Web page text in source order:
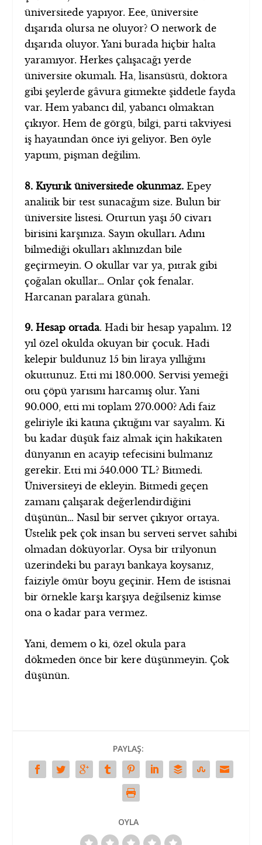
üniversitede yapıyor. Eee, üniversite
dışarıda olursa ne oluyor? O network de
dışarıda oluyor. Yani burada hiçbir halta
yaramıyor. Herkes çalışacağı yerde
üniversite okumalı. Ha, lisansüstü, doktora
gibi şeylerde gâvura gitmekte şiddetle fayda
var. Hem yabancı dil, yabancı olmaktan
çıkıyor. Hem de görgü, bilgi, parti takviyesi
iş hayatından önce iyi geliyor. Ben öyle
yaptım, pişman değilim.
8. Kıytırık üniversitede okunmaz. Epey
analitik bir test sunacağım size. Bulun bir
üniversite listesi. Oturtun yaşı 50 civarı
birisini karşınıza. Sayın okulları. Adını
bilmediği okulları aklınızdan bile
geçirmeyin. O okullar var ya, pıtrak gibi
çoğalan okullar… Onlar çok fenalar.
Harcanan paralara günah.
9. Hesap ortada. Hadi bir hesap yapalım. 12
yıl özel okulda okuyan bir çocuk. Hadi
kelepir buldunuz 15 bin liraya yıllığını
okuttunuz. Etti mi 180.000. Servisi yemeği
otu çöpü yarısını harcamış olur. Yani
90.000, etti mi toplam 270.000? Adi faiz
geliriyle iki katına çıktığını var sayalım. Ki
bu kadar düşük faiz almak için hakikaten
dünyanın en acayip tefecisini bulmanız
gerekir. Etti mi 540.000 TL? Bitmedi.
Üniversiteyi de ekleyin. Bitmedi geçen
zamanı çalışarak değerlendirdiğini
düşünün… Nasıl bir servet çıkıyor ortaya.
Üstelik pek çok insan bu serveti servet sahibi
olmadan döküyorlar. Oysa bir trilyonun
üzerindeki bu parayı bankaya koysanız,
faiziyle ömür boyu geçinir. Hem de istisnai
bir örnekle karşı karşıya değilseniz kimse
ona o kadar para vermez.
Yani, demem o ki, özel okula para
dökmeden önce bir kere düşünmeyin. Çok
düşünün.
PAYLAŞ:
OYLA